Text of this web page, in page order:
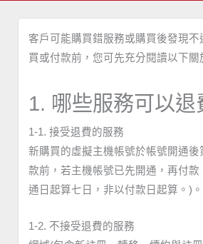
客戶可能購買錯服務或購買後發現不
買或付款前，您可先充分閱讀以下關
1. 哪些服務可以退
1-1. 接受退費的服務
新購買的虛擬主機帳號於帳號開通後
款前，若主機帳號已先開通，再付款
通日起算七日，非以付款日起算。)。
1-2. 不接受退費的服務